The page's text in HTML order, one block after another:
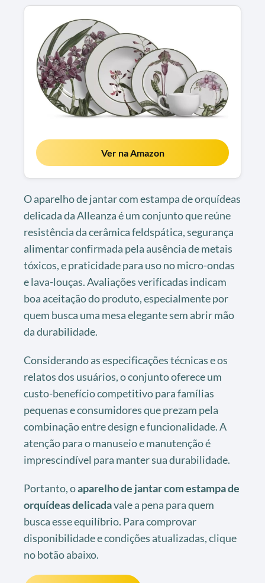
Ver na Amazon
O aparelho de jantar com estampa de orquídeas
delicada da Alleanza é um conjunto que reúne
resistência da cerâmica feldspática, segurança
alimentar confirmada pela ausência de metais
tóxicos, e praticidade para uso no micro-ondas
e lava-louças. Avaliações verificadas indicam
boa aceitação do produto, especialmente por
quem busca uma mesa elegante sem abrir mão
da durabilidade.
Considerando as especificações técnicas e os
relatos dos usuários, o conjunto oferece um
custo-benefício competitivo para famílias
pequenas e consumidores que prezam pela
combinação entre design e funcionalidade. A
atenção para o manuseio e manutenção é
imprescindível para manter sua durabilidade.
Portanto, oaparelho de jantar com estampa de
orquídeas delicadavale a pena para quem
busca esse equilíbrio. Para comprovar
disponibilidade e condições atualizadas, clique
no botão abaixo.